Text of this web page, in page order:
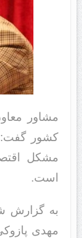
مشاور
کشور گفت:
مشکل
است.
به گزارش
مهدی